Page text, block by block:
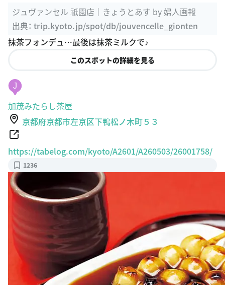
ジュヴァンセル 祇園店｜きょうとあす by 婦人画報
出典： trip.kyoto.jp/spot/db/jouvencelle_gionten
抹茶フォンデュ…最後は抹茶ミルクで♪
このスポットの詳細を見る
J
加茂みたらし茶屋
京都府京都市左京区下鴨松ノ木町５３
https://tabelog.com/kyoto/A2601/A260503/26001758/
1236